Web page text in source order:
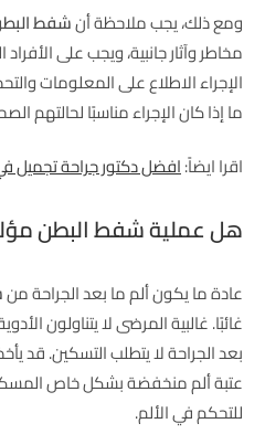
ومع ذلك، يجب ملاحظة أنشفط
مخاطر وآثار جانبية، ويجب على
الإجراء الاطلاع على المعلومات
ما إذا كان الإجراء مناسبًا لحالتهم
اقرا ايضاً:افضل دكتور جراحة تجميل
هل عملية شفط البطن
عادة ما يكون ألم ما بعد الجراحة من
غائبًا. غالبية المرضى لا يتناولون
بعد الجراحة لا يتطلب التسكين. قد
عتبة ألم منخفضة بشكل خاص
للتحكم في الألم.